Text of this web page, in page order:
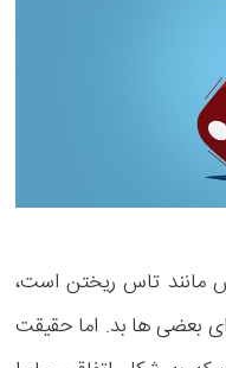
مانند تاس ریختن است،
بعضی ها بد. اما حقیقت